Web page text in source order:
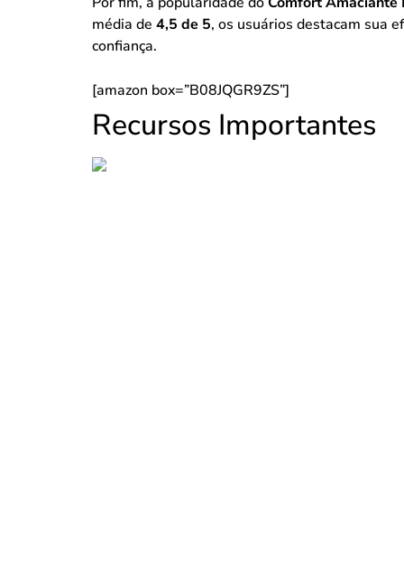
média de 4,5 de 5, os usuários destacam sua
confiança.
[amazon box=”B08JQGR9ZS”]
Recursos Importantes